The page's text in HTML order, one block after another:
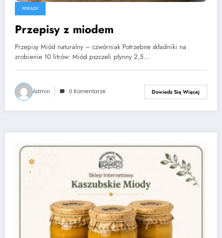
PORADY
Przepisy z miodem
Przepisy Miód naturalny – czwórniak Potrzebne składniki na
zrobienie 10 litrów: Miód pszczeli płynny 2,5…
Admin 0 Komentarze Dowiedz Się Więcej